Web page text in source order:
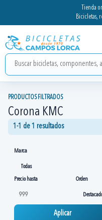
Tienda
Bicicletas,
PRODUCTOS FILTRADOS
Corona KMC
1-1 de 1 resultados
Marca
Precio hasta Orden
Aplicar